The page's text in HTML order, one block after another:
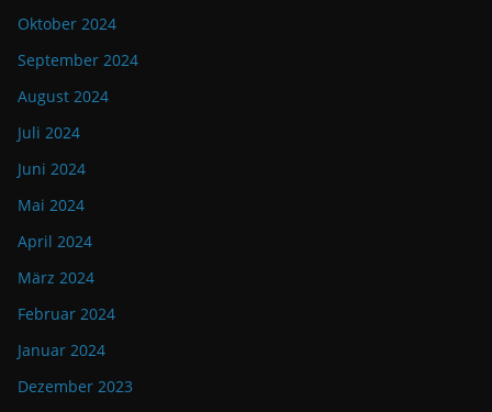
Oktober 2024
September 2024
August 2024
Juli 2024
Juni 2024
Mai 2024
April 2024
März 2024
Februar 2024
Januar 2024
Dezember 2023